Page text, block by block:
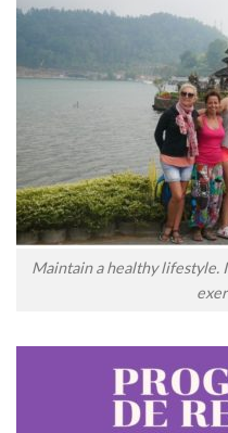
Maintain a healthy lifestyle.